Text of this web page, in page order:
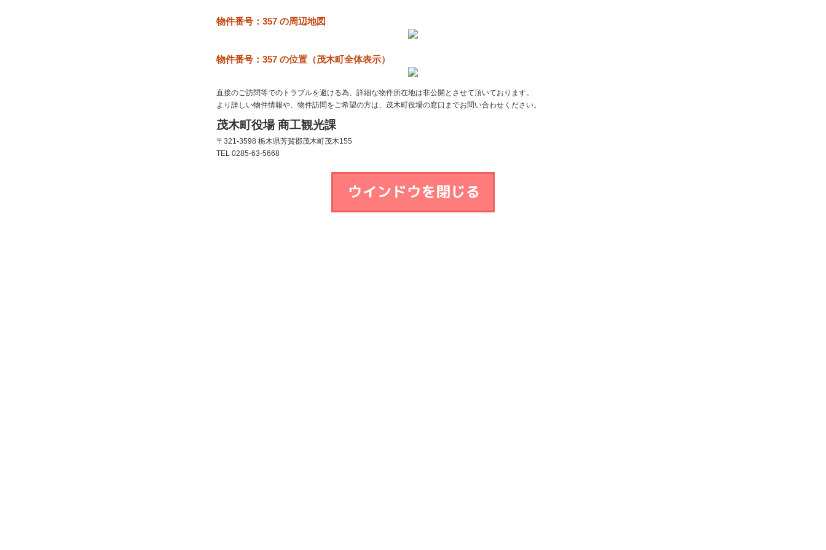
物件番号：357 の周辺地図
物件番号：357 の位置（茂木町全体表示）
直接のご訪問等でのトラブルを避ける為、詳細な物件所在地は非公開とさせて頂いております。
より詳しい物件情報や、物件訪問をご希望の方は、茂木町役場の窓口までお問い合わせください。
茂木町役場 商工観光課
〒321-3598 栃木県芳賀郡茂木町茂木155
TEL 0285-63-5668